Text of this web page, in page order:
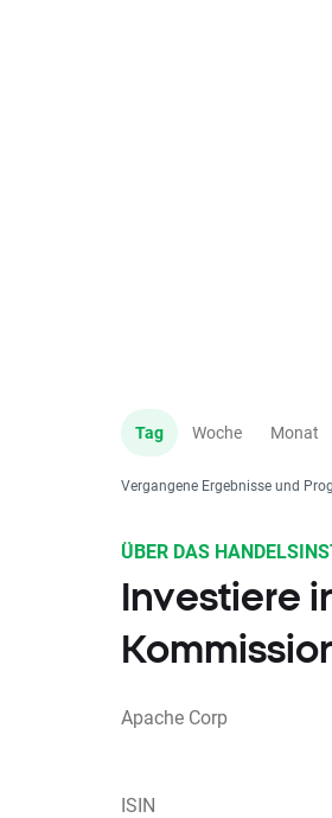
Tag Woche Monat
Vergangene Ergebnisse und
ÜBER DAS
Investiere
Apache Corp
ISIN